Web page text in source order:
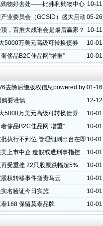
10-11
购物好去处——比弗利购物中心
05-26
业委员会（GCSID）盛大启动
10-11
，百推大战谁会是最后赢家？
10-01
5000万美元高级可转换债券
10-01
侈品B2C佳品网“增重”
01-16
去除后缀版权信息powered by
12-12
购要谨慎
10-01
5000万美元高级可转换债券
10-01
侈品B2C佳品网“增重”
10-01
执行不到位 管理细则出台在即
10-01
上市中企 造假或遭刑事指控
10-01
受重挫 22只股票跌幅超5%
10-01
权转移事件指责马云
10-01
名验证今日实施
10-01
168 保留莫泰品牌